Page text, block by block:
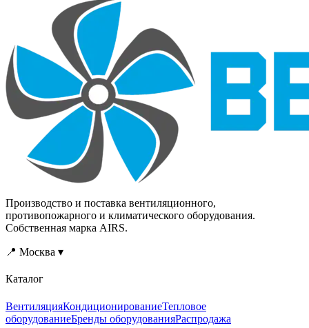
температуре
окружающей среды от
-25ºС до +50 ºС.
Производство и поставка вентиляционного,
противопожарного и климатического оборудования.
Собственная марка AIRS.
📍 Москва ▾
Каталог
ВентиляцияКондиционированиеТепловое
оборудованиеБренды оборудованияРаспродажа